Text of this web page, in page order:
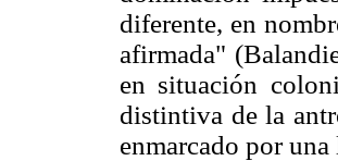
diferente, en
afirmada"
en situación
distintiva de la
enmarcado por